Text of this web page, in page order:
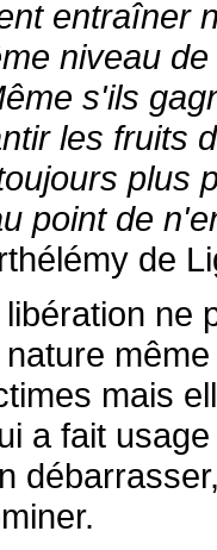
entraîner
niveau
s'ils
les fruits
plus
point de
de
ne
mais
a fait